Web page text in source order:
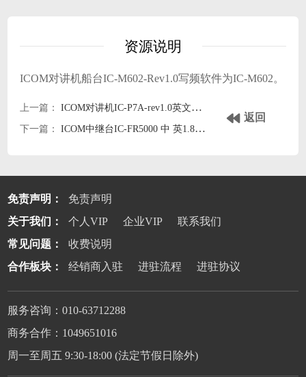
资源说明
ICOM对讲机船台IC-M602-Rev1.0写频软件为IC-M602。
上一篇：
ICOM对讲机IC-P7A-rev1.0英文写频软件
下一篇：
ICOM中继台IC-FR5000 中 英1.8写频软件
返回
免责声明：
免责声明
关于我们：
个人VIP 企业VIP
联系我们
常见问题：
收费说明
合作板块：
经销商入驻 进驻流程 进驻协议
服务咨询：010-63712288
商务合作：1049651016
周一至周五 9:30-18:00 (法定节假日除外)